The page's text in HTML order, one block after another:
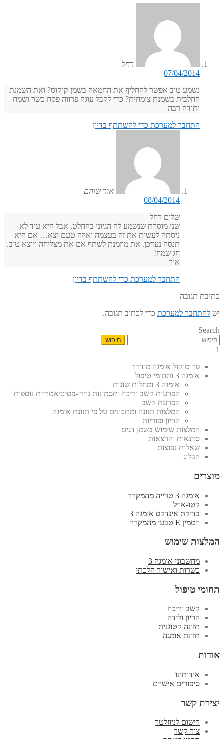
רחל
07/04/2014
נשמע טוב אפשר להחליף את החמאה בשמן קוקוס? ואת השמנת
החלבית בשמנת צימחית? כדי לקבל עוגה פרווה פסח כשר ושמח
ותודה רבה
התחבר למערכת כדי להשתתף בדיון
אור שוהם
08/04/2014
שלום רחל
שני מוסרת שנשמע לה הגיוני בהחלט, אבל היא עוד לא
ניסתה לעשות את זה בעצמה ואיזה טעם יצא… אם היא
תנסה נעדכן. את מוזמנת לשתף אם את מצליחה ויוצא טוב.
חג שמח!
אור
התחבר למערכת כדי להשתתף בדיון
כתיבת תגובה
יש להתחבר למערכת כדי לכתוב תגובה.
Search
חיפוש:
1
פרוטוקול אומגה מודרך
אומגה 3 ותחומי טיפול
אומגה 3 ומחלות שונות
הפרעות קשב וריכוז ותסמונות נוירו-פסיכיאטריות נוספות
הפרעת קשב
המלצות תזונה ומתכונים על פי תזונת אומגה
הריון ופוריות
המלצות שימוש בשמן דגים
סדנאות והרצאות
שאלות נפוצות
הבלוג
מוצרים
אומגה 3 טרייה מהמקרר
קטו-אויל
בדיקת אינדקס אומגה 3
ויטמין E טבעי מהמקרר
המלצות שימוש
מחשבוני אומגה 3
כשרות ואישור הלכתי
תחומי טיפול
קשב וריכוז
הריון ולידה
תזונה קטוגנית
תזונת אומגה
אודות
אודותינו
סיפורים אישיים
יצירת קשר
רישום לניוזלטר
צור קשר